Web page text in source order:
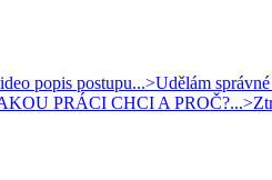
popis postupu...>Udělám
PRÁCI CHCI A PROČ?...>